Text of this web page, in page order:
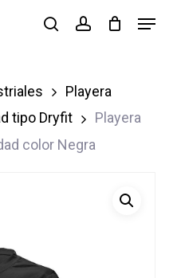
searchaccount
Menu
Playera
tipo Dryfit
Playera
color Negra